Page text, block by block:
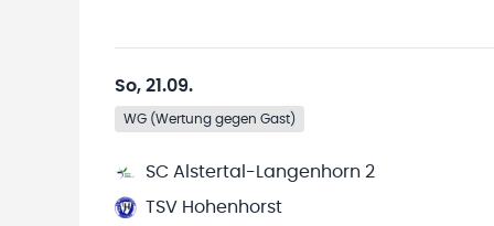
So, 21.09.
WG (Wertung gegen Gast)
SC Alstertal-Langenhorn 2
TSV Hohenhorst